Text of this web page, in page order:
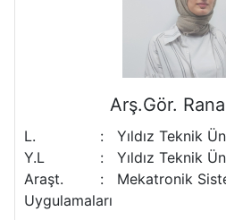
Arş.Gör.
L. :
Yıldız Teknik
Y.L
:
Yıldız Teknik
Araşt.
:
Mekatronik
Uygulamaları